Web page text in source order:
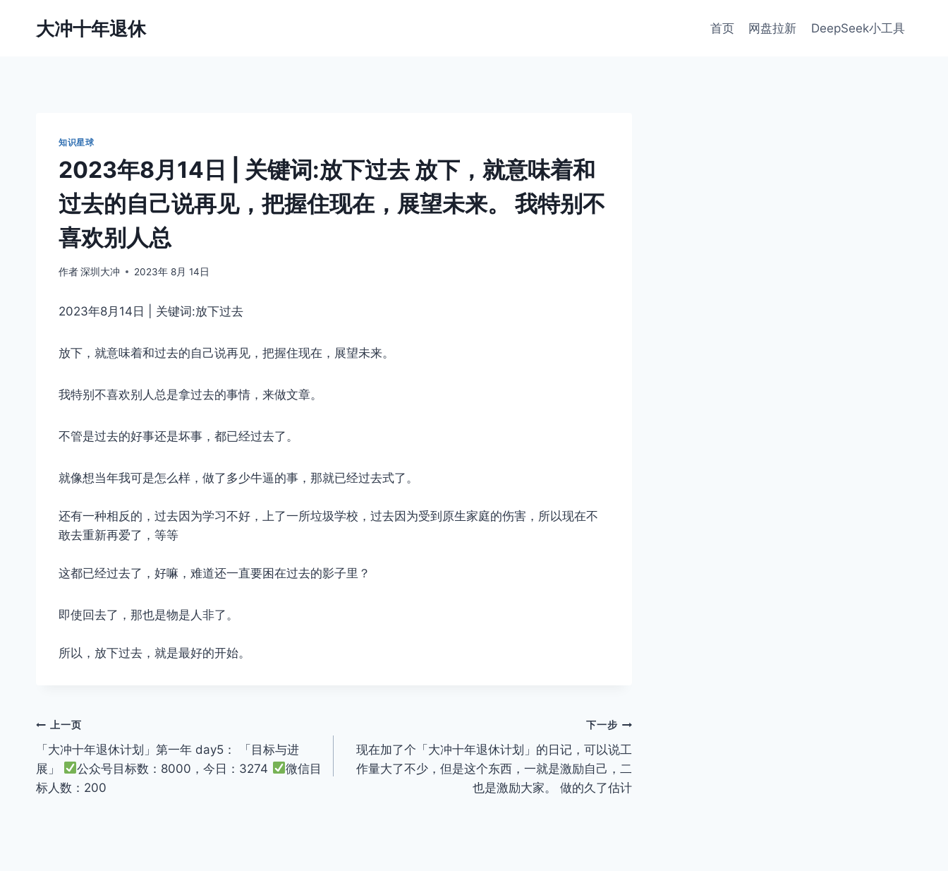
大冲十年退休 首页 网盘拉新 DeepSeek小工具
知识星球
2023年8月14日 | 关键词:放下过去 放下，就意味着和
过去的自己说再见，把握住现在，展望未来。 我特别不
喜欢别人总
作者深圳大冲 2023年 8月 14日
2023年8月14日 | 关键词:放下过去
放下，就意味着和过去的自己说再见，把握住现在，展望未来。
我特别不喜欢别人总是拿过去的事情，来做文章。
不管是过去的好事还是坏事，都已经过去了。
就像想当年我可是怎么样，做了多少牛逼的事，那就已经过去式了。
​还有一种相反的，过去因为学习不好，上了一所垃圾学校，过去因为受到原生家庭的伤害，所以现在不
敢去重新再爱了，等等
​这都已经过去了，好嘛，难道还一直要困在过去的影子里？
​即使回去了，那也是物是人非了。
​所以，放下过去，就是最好的开始。
文
章
导
上一页
「大冲十年退休计划」第一年 day5： 「目标与进
展」
公众号目标数：8000，今日：3274
微信目
标人数：200
下一步
现在加了个「大冲十年退休计划」的日记，可以说工
作量大了不少，但是这个东西，一就是激励自己，二
也是激励大家。 做的久了估计